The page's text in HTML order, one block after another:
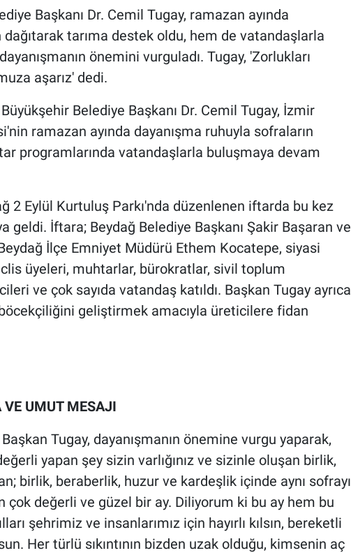
Başkanı Dr. Cemil Tugay, ramazan ayında
tarıma destek oldu, hem de vatandaşlarla
önemini vurguladı. Tugay, 'Zorlukları
aşarız' dedi.
Belediye Başkanı Dr. Cemil Tugay, İzmir
ramazan ayında dayanışma ruhuyla sofraların
programlarında vatandaşlarla buluşmaya devam
2 Eylül Kurtuluş Parkı'nda düzenlenen iftarda bu kez
geldi. İftara; Beydağ Belediye Başkanı Şakir Başaran ve
İlçe Emniyet Müdürü Ethem Kocatepe, siyasi
üyeleri, muhtarlar, bürokratlar, sivil toplum
ve çok sayıda vatandaş katıldı. Başkan Tugay ayrıca
geliştirmek amacıyla üreticilere fidan
UMUT MESAJI
Tugay, dayanışmanın önemine vurgu yaparak,
yapan şey sizin varlığınız ve sizinle oluşan birlik,
birlik, beraberlik, huzur ve kardeşlik içinde aynı sofrayı
çok değerli ve güzel bir ay. Diliyorum ki bu ay hem bu
şehrimiz ve insanlarımız için hayırlı kılsın, bereketli
Her türlü sıkıntının bizden uzak olduğu, kimsenin aç